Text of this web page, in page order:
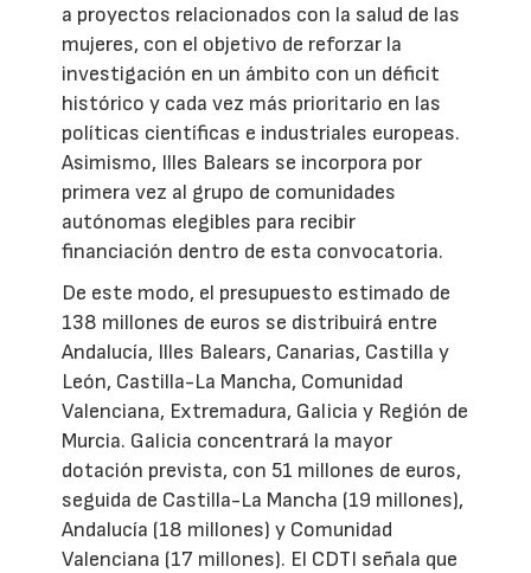
a proyectos relacionados con la salud de las
mujeres, con el objetivo de reforzar la
investigación en un ámbito con un déficit
histórico y cada vez más prioritario en las
políticas científicas e industriales europeas.
Asimismo, Illes Balears se incorpora por
primera vez al grupo de comunidades
autónomas elegibles para recibir
financiación dentro de esta convocatoria.
De este modo, el presupuesto estimado de
138 millones de euros se distribuirá entre
Andalucía, Illes Balears, Canarias, Castilla y
León, Castilla-La Mancha, Comunidad
Valenciana, Extremadura, Galicia y Región de
Murcia. Galicia concentrará la mayor
dotación prevista, con 51 millones de euros,
seguida de Castilla-La Mancha (19 millones),
Andalucía (18 millones) y Comunidad
Valenciana (17 millones). El CDTI señala que